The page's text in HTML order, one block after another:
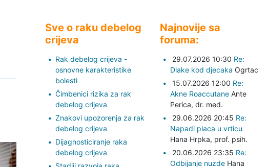
Sve o raku debelog
crijeva
Rak debelog crijeva -
osnovne karakteristike
bolesti
Čimbenici rizika za rak
debelog crijeva
Znakovi upozorenja za rak
debelog crijeva
Dijagnosticiranje raka
debelog crijeva
Najnovije sa
foruma:
29.07.2026 10:30 Re:
Dlake kod djecaka Ogrtac
15.07.2026 12:00 Re:
Akne Roaccutane Ante
Perica, dr. med.
29.06.2026 20:45 Re:
Napadi placa u vrticu
Hana Hrpka, prof. psih.
20.06.2026 23:35 Re:
Odbijanje nuzde Hana